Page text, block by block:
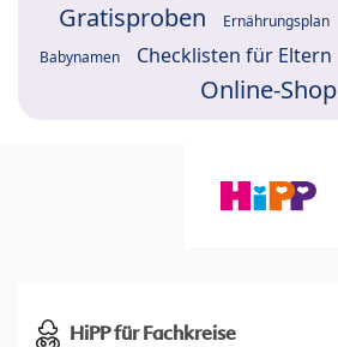
Gratisproben Ernährungsplan
Babynamen Checklisten für Eltern
Online-Shop
HiPP für Fachkreise